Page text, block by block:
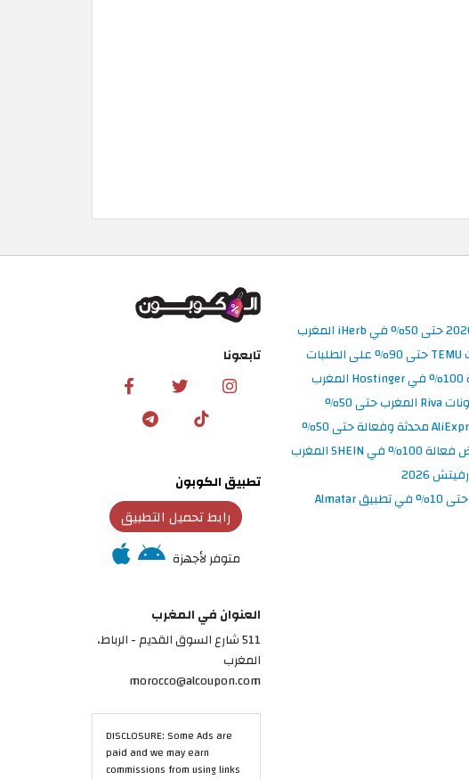
تابعونا
تطبيق الكوبون
رابط تحميل التطبيق
متوفر لأجهزة
العنوان في المغرب
511 شارع السوق القديم - الرباط،
المغرب
morocco@alcoupon.com
DISCLOSURE: Some Ads are
paid and we may earn
commissions from using links